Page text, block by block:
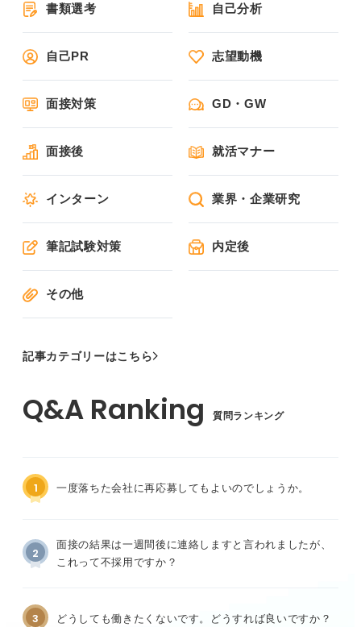
書類選考 自己分析
自己PR 志望動機
面接対策 GD・GW
面接後 就活マナー
インターン 業界・企業研究
筆記試験対策 内定後
その他
記事カテゴリーはこちら
質問ランキング
1 一度落ちた会社に再応募してもよいのでしょうか。
2
面接の結果は一週間後に連絡しますと言われましたが、
これって不採用ですか？
3 どうしても働きたくないです。どうすれば良いですか？